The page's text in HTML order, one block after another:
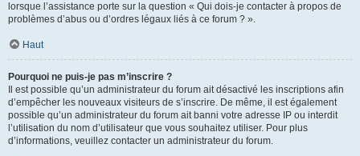
lorsque l’assistance porte sur la question « Qui dois-je contacter à propos de
problèmes d’abus ou d’ordres légaux liés à ce forum ? ».
Haut
Pourquoi ne puis-je pas m’inscrire ?
Il est possible qu’un administrateur du forum ait désactivé les inscriptions afin
d’empêcher les nouveaux visiteurs de s’inscrire. De même, il est également
possible qu’un administrateur du forum ait banni votre adresse IP ou interdit
l’utilisation du nom d’utilisateur que vous souhaitez utiliser. Pour plus
d’informations, veuillez contacter un administrateur du forum.